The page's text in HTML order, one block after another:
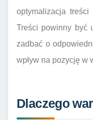
optymalizacja
Treści powinny być
zadbać o
wpływ na pozycję w
Dlaczego